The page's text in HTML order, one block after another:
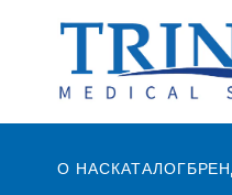
О НАСКАТАЛОГ